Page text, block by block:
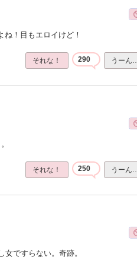
！目もエロイけど！
それな！ 290 うーん
それな！ 250 うーん
ですらない。奇跡。